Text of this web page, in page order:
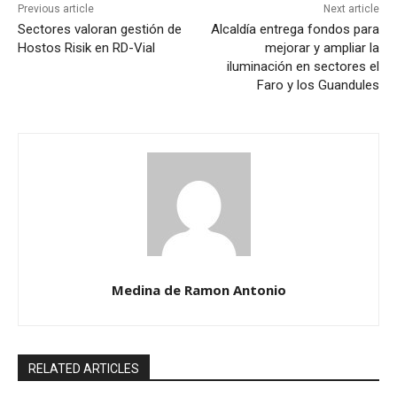
Previous article
Sectores valoran gestión de
Hostos Risik en RD-Vial
Next article
Alcaldía entrega fondos para
mejorar y ampliar la
iluminación en sectores el
Faro y los Guandules
Medina de Ramon Antonio
RELATED ARTICLES